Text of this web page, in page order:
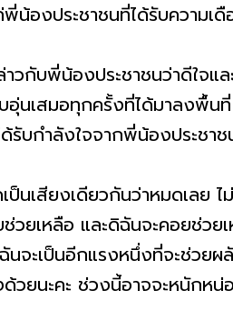
น้องประชาชนที่ได้รับความ
กับพี่น้องประชาชนว่าดีใจแ
นเสมอทุกครั้งที่ได้มาลงพื้น
รับกำลังใจจากพี่น้องประชา
เสียงเดียวกันว่าหมดเลย ไม่
วยเหลือ และดิฉันจะคอยช่วย
ฉันจะเป็นอีกแรงหนึ่งที่จะช่ว
วยนะคะ ช่วงนี้อาจจะหนักหน่